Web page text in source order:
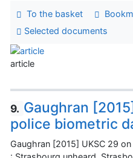
To the basket
Selected documents
article
9. Gaughran
police biometric
Gaughran [2015] UKSC 29